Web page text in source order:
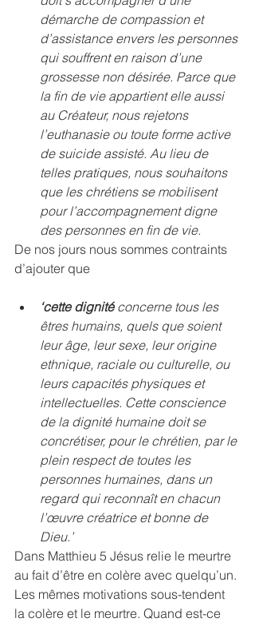
démarche de compassion et
d’assistance envers les personnes
qui souffrent en raison d’une
grossesse non désirée. Parce que
la fin de vie appartient elle aussi
au Créateur, nous rejetons
l’euthanasie ou toute forme active
de suicide assisté. Au lieu de
telles pratiques, nous souhaitons
que les chrétiens se mobilisent
pour l’accompagnement digne
des personnes en fin de vie.
De nos jours nous sommes contraints
d’ajouter que
‘cette dignité concerne tous les
êtres humains, quels que soient
leur âge, leur sexe, leur origine
ethnique, raciale ou culturelle, ou
leurs capacités physiques et
intellectuelles. Cette conscience
de la dignité humaine doit se
concrétiser, pour le chrétien, par le
plein respect de toutes les
personnes humaines, dans un
regard qui reconnaît en chacun
l’œuvre créatrice et bonne de
Dieu.’
Dans Matthieu 5 Jésus relie le meurtre
au fait d’être en colère avec quelqu’un.
Les mêmes motivations sous-tendent
la colère et le meurtre. Quand est-ce